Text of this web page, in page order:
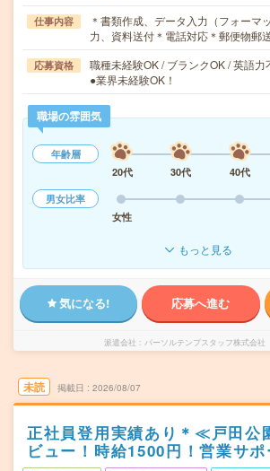
仕事内容
＊書類作成、データ入力（フォーマ
力、資料送付＊電話対応＊郵便物郵
応募資格
職種未経験OK / ブランクOK / 英語力
●業界未経験OK！
職場の雰囲気
年齢層
20代
30代 40代
男女比率
女性
もっと見る
気になる! 応募へ進む
派遣会社 パーソルテンプスタッフ株式会
未読 掲載日 2026/08/07
正社員登用実績あり＊≪戸田
ビュー！時給1500円！営業サポ